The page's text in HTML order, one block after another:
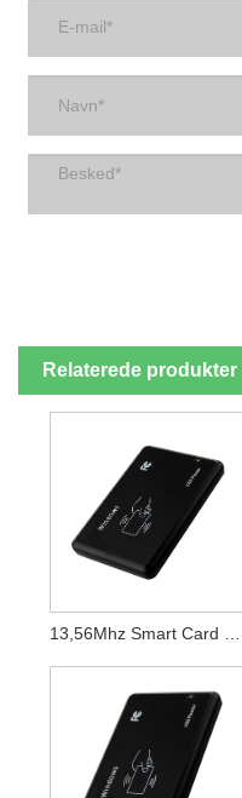
Relaterede produkter
13,56Mhz Smart Card Scanner USB-Kontrol Kontaktløs NFC-Kortlæser